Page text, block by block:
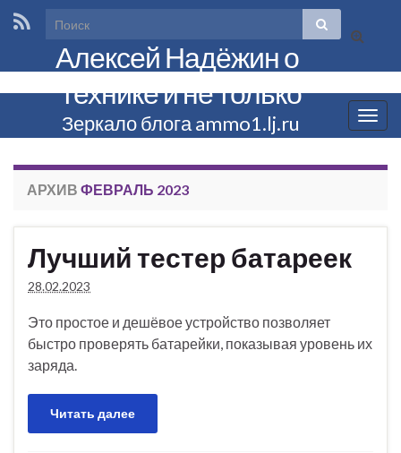
Вкл/
формы
поиска
Вкл/
выкл
Алексей Надёжин о
технике и не только
Зеркало блога ammo1.lj.ru
АРХИВ ФЕВРАЛЬ 2023
Лучший тестер батареек
28.02.2023
Это простое и дешёвое устройство позволяет
быстро проверять батарейки, показывая уровень их
заряда.
Читать далее